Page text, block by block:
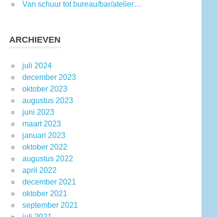
Van schuur tot bureau/bar/atelier…
ARCHIEVEN
juli 2024
december 2023
oktober 2023
augustus 2023
juni 2023
maart 2023
januari 2023
oktober 2022
augustus 2022
april 2022
december 2021
oktober 2021
september 2021